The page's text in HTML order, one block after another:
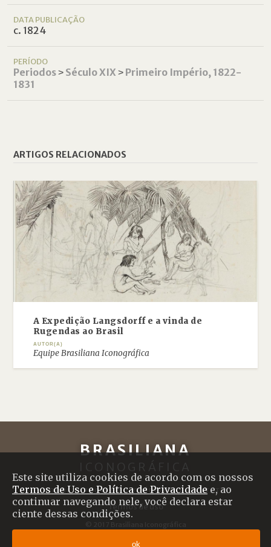
Este site utiliza cookies de acordo com os nossos
Termos de Uso e Política de Privacidade e, ao
continuar navegando nele, você declara estar
ciente dessas condições.
ok
DATA PUBLICAÇÃO
c. 1824
PERÍODO
Periodos˃ Século XIX ˃ Primeiro Império, 1822-
1831
ARTIGOS RELACIONADOS
A Expedição Langsdorff e a vinda de
Rugendas ao Brasil
AUTOR(A)
Equipe Brasiliana Iconográfica
BRASILIANA
ICONOGRÁFICA
SOBRE O PROJETO | CRÉDITOS |CONTATO
Termos de uso